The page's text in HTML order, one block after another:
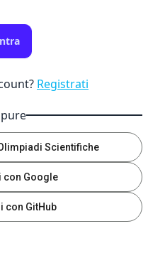
Registrati
Scientifiche
con Google
con GitHub